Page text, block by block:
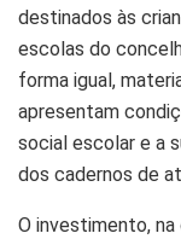
destinados às
escolas do
forma igual,
apresentam
social escolar e a
dos cadernos de
O investimento,